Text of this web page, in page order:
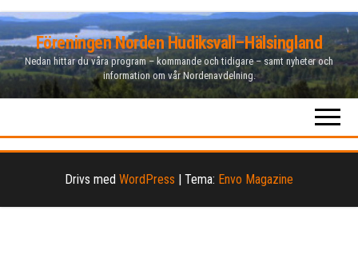
Hoppa
till
innehåll
Föreningen Norden Hudiksvall–Hälsingland
Nedan hittar du våra program – kommande och tidigare – samt nyheter och
information om vår Nordenavdelning.
Drivs med WordPress | Tema: Envo Magazine